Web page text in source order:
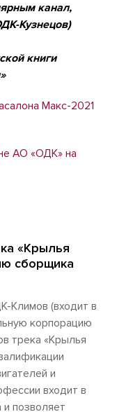
канал,
Кузнецов)
книги
Макс-2021
АО «ОДК» на
«Крылья
сборщика
Климов (входит в
корпорацию
трека «Крылья
и
входит в
позволяет